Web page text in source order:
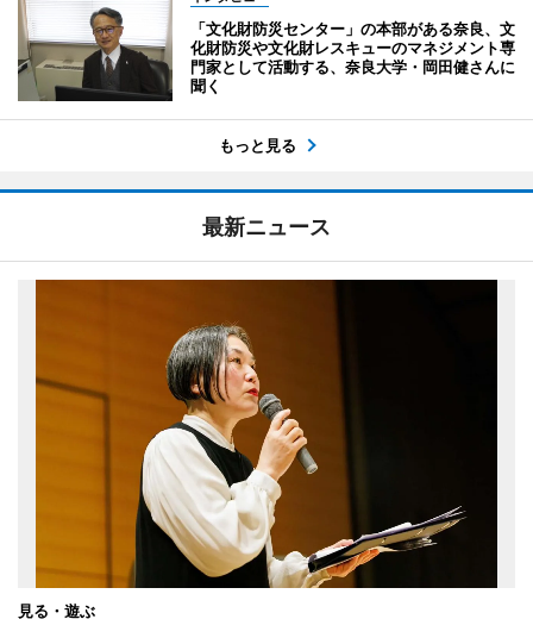
「文化財防災センター」の本部がある奈良、文
化財防災や文化財レスキューのマネジメント専
門家として活動する、奈良大学・岡田健さんに
聞く
もっと見る
最新ニュース
見る・遊ぶ